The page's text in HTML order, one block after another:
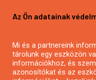
Mezőgazdasági
Pályázatírás civil
Pályázatírás
Pályázatfigyelés
Az Ön adatainak
Mi és a partnereink
tárolunk egy eszközön
információkhoz, és
azonosítókat és az